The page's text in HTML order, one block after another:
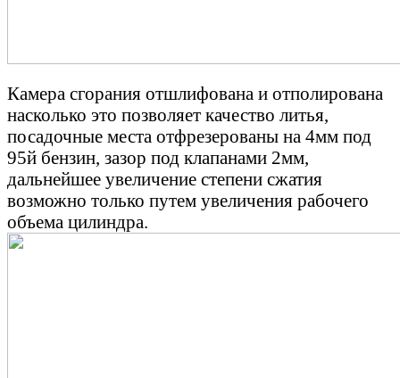
Камера сгорания отшлифована и отполирована
насколько это позволяет качество литья,
посадочные места отфрезерованы на 4мм под
95й бензин, зазор под клапанами 2мм,
дальнейшее увеличение степени сжатия
возможно только путем увеличения рабочего
объема цилиндра.